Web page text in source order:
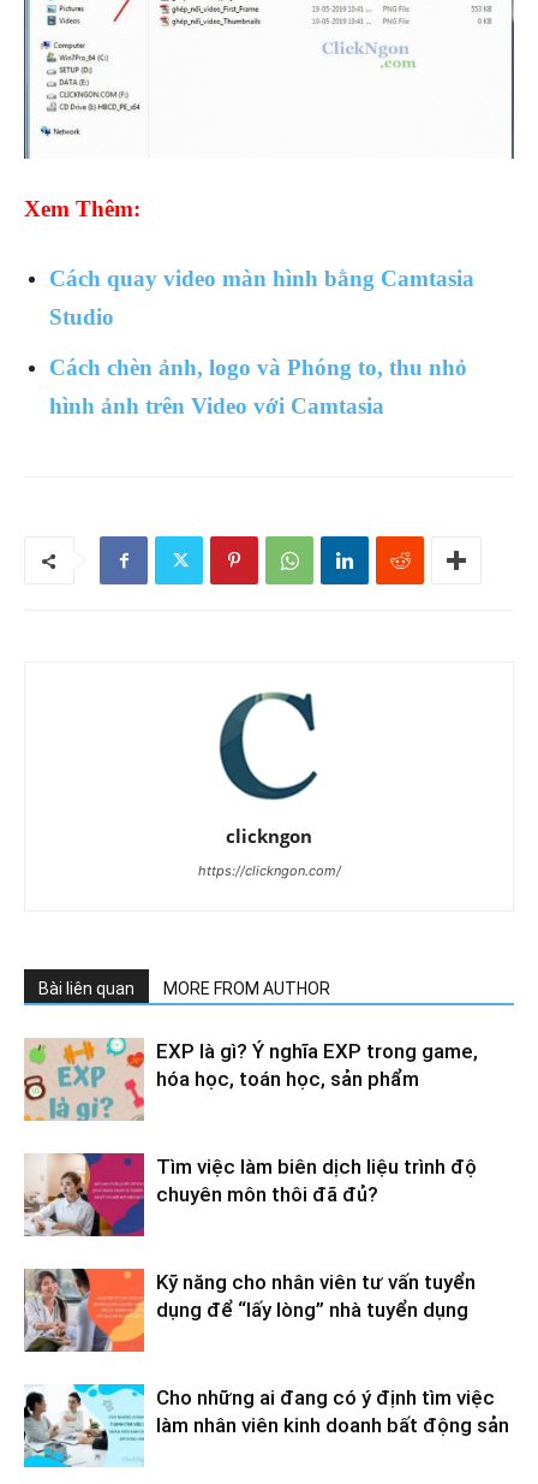
Xem Thêm:
Cách quay video màn hình bằng Camtasia
Studio
Cách chèn ảnh, logo và Phóng to, thu nhỏ
hình ảnh trên Video với Camtasia
clickngon
https://clickngon.com/
Bài liên quan MORE FROM AUTHOR
EXP là gì? Ý nghĩa EXP trong game,
hóa học, toán học, sản phẩm
Tìm việc làm biên dịch liệu trình độ
chuyên môn thôi đã đủ?
Kỹ năng cho nhân viên tư vấn tuyển
dụng để “lấy lòng” nhà tuyển dụng
Cho những ai đang có ý định tìm việc
làm nhân viên kinh doanh bất động sản